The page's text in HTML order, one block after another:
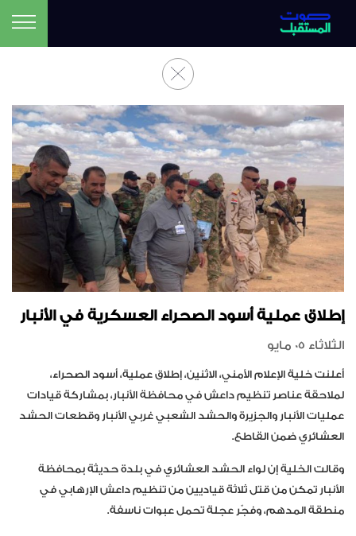
إطلاق عملية أسود الصحراء العسكرية في الأنبار
الثلاثاء 05 مايو
أعلنت خلية الإعلام الأمني، الاثنين، إطلاق عملية، أسود الصحراء،
لملاحقة عناصر تنظيم داعش في محافظة الأنبار، بمشاركة قيادات
عمليات الأنبار والجزيرة والحشد الشعبي غربي الأنبار وقطعات الحشد
العشائري ضمن القاطع.
وقالت الخلية إن لواء الحشد العشائري في بلدة حديثة بمحافظة
الأنبار تمكن من قتل ثلاثة قياديين من تنظيم داعش الإرهابي في
منطقة المدهم، وفجّر عجلة تحمل عبوات ناسفة.